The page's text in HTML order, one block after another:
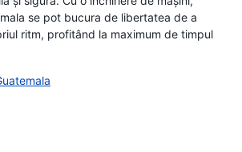
se pot bucura de libertatea de a
ritm, profitând la maximum de timpul